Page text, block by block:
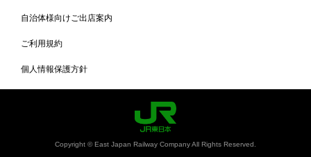
自治体様向けご出店案内
ご利用規約
個人情報保護方針
Copyright © East Japan Railway Company All Rights Reserved.